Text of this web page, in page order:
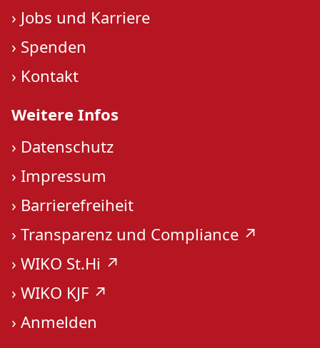
› Jobs und Karriere
› Spenden
› Kontakt
Weitere Infos
› Datenschutz
› Impressum
› Barrierefreiheit
› Transparenz und Compliance ↗︎
› WIKO St.Hi ↗︎
› WIKO KJF ↗︎
› Anmelden